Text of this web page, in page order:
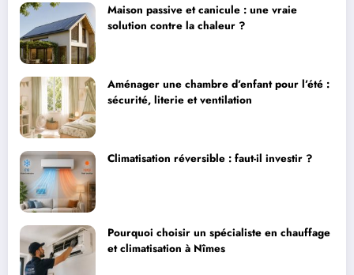
Maison passive et canicule : une vraie
solution contre la chaleur ?
Aménager une chambre d’enfant pour l’été :
sécurité, literie et ventilation
Climatisation réversible : faut-il investir ?
Pourquoi choisir un spécialiste en chauffage
et climatisation à Nîmes